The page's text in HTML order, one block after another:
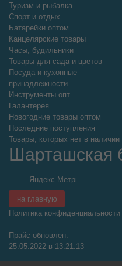
Туризм и рыбалка
Спорт и отдых
Батарейки оптом
Канцелярские товары
Часы, будильники
Товары для сада и цветов
Посуда и кухонные
принадлежности
Инструменты опт
Галантерея
Новогодние товары оптом
Последние поступления
Товары, которых нет в наличии
Шарташская
на главную
Политика конфиденциальности
Прайс обновлен:
25.05.2022 в 13:21:13